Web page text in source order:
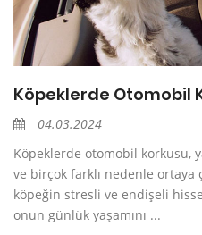
Köpeklerde Otomobil
04.03.2024
Köpeklerde otomobil korkusu,
ve birçok farklı nedenle ortaya
köpeğin stresli ve endişeli
onun günlük yaşamını ...